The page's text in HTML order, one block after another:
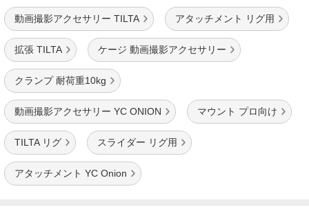
動画撮影アクセサリー TILTA アタッチメント リグ用
拡張 TILTA ケージ 動画撮影アクセサリー
クランプ 耐荷重10kg
動画撮影アクセサリー YC ONION マウント プロ向け
TILTA リグ スライダー リグ用
アタッチメント YC Onion